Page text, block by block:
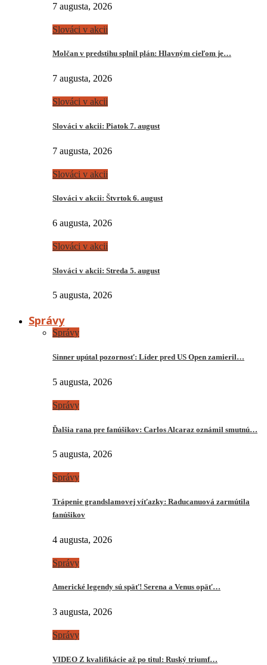
7 augusta, 2026
Slováci v akcii
Molčan v predstihu splnil plán: Hlavným cieľom je…
7 augusta, 2026
Slováci v akcii
Slováci v akcii: Piatok 7. august
7 augusta, 2026
Slováci v akcii
Slováci v akcii: Štvrtok 6. august
6 augusta, 2026
Slováci v akcii
Slováci v akcii: Streda 5. august
5 augusta, 2026
Správy
Správy
Sinner upútal pozornosť: Líder pred US Open zamieril…
5 augusta, 2026
Správy
Ďalšia rana pre fanúšikov: Carlos Alcaraz oznámil smutnú…
5 augusta, 2026
Správy
Trápenie grandslamovej víťazky: Raducanuová zarmútila
fanúšikov
4 augusta, 2026
Správy
Americké legendy sú späť! Serena a Venus opäť…
3 augusta, 2026
Správy
VIDEO Z kvalifikácie až po titul: Ruský triumf…